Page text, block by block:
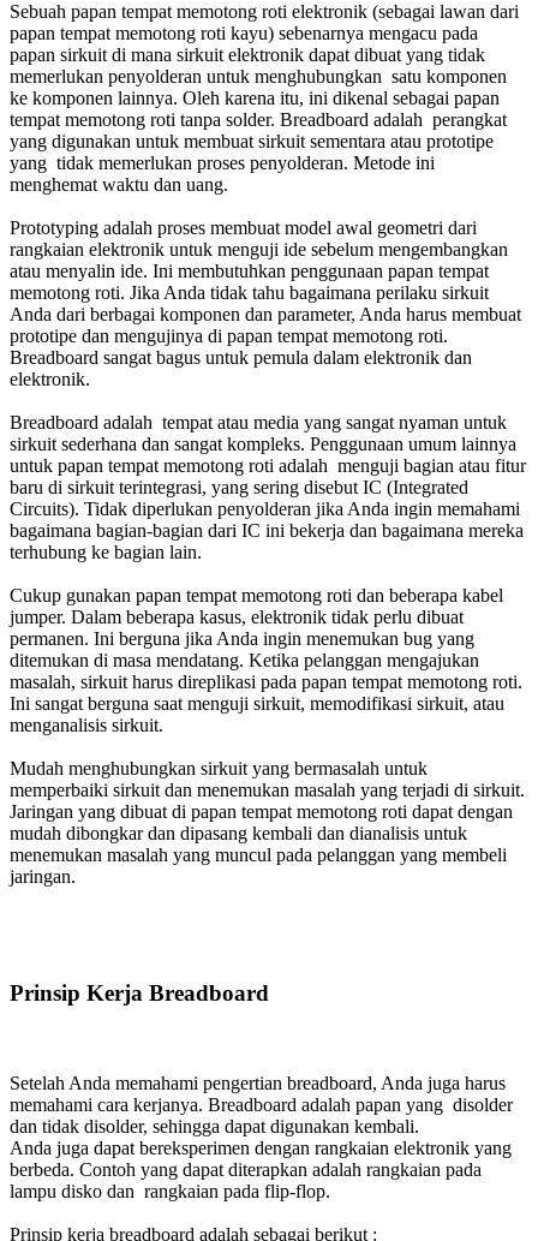
Sebuah papan tempat memotong roti elektronik (sebagai lawan dari
papan tempat memotong roti kayu) sebenarnya mengacu pada
papan sirkuit di mana sirkuit elektronik dapat dibuat yang tidak
memerlukan penyolderan untuk menghubungkan satu komponen
ke komponen lainnya. Oleh karena itu, ini dikenal sebagai papan
tempat memotong roti tanpa solder. Breadboard adalah perangkat
yang digunakan untuk membuat sirkuit sementara atau prototipe
yang tidak memerlukan proses penyolderan. Metode ini
menghemat waktu dan uang.
Prototyping adalah proses membuat model awal geometri dari
rangkaian elektronik untuk menguji ide sebelum mengembangkan
atau menyalin ide. Ini membutuhkan penggunaan papan tempat
memotong roti. Jika Anda tidak tahu bagaimana perilaku sirkuit
Anda dari berbagai komponen dan parameter, Anda harus membuat
prototipe dan mengujinya di papan tempat memotong roti.
Breadboard sangat bagus untuk pemula dalam elektronik dan
elektronik.
Breadboard adalah tempat atau media yang sangat nyaman untuk
sirkuit sederhana dan sangat kompleks. Penggunaan umum lainnya
untuk papan tempat memotong roti adalah menguji bagian atau fitur
baru di sirkuit terintegrasi, yang sering disebut IC (Integrated
Circuits). Tidak diperlukan penyolderan jika Anda ingin memahami
bagaimana bagian-bagian dari IC ini bekerja dan bagaimana mereka
terhubung ke bagian lain.
Cukup gunakan papan tempat memotong roti dan beberapa kabel
jumper. Dalam beberapa kasus, elektronik tidak perlu dibuat
permanen. Ini berguna jika Anda ingin menemukan bug yang
ditemukan di masa mendatang. Ketika pelanggan mengajukan
masalah, sirkuit harus direplikasi pada papan tempat memotong roti.
Ini sangat berguna saat menguji sirkuit, memodifikasi sirkuit, atau
menganalisis sirkuit.
Mudah menghubungkan sirkuit yang bermasalah untuk
memperbaiki sirkuit dan menemukan masalah yang terjadi di sirkuit.
Jaringan yang dibuat di papan tempat memotong roti dapat dengan
mudah dibongkar dan dipasang kembali dan dianalisis untuk
menemukan masalah yang muncul pada pelanggan yang membeli
jaringan.
Prinsip Kerja Breadboard
Setelah Anda memahami pengertian breadboard, Anda juga harus
memahami cara kerjanya. Breadboard adalah papan yang disolder
dan tidak disolder, sehingga dapat digunakan kembali.
Anda juga dapat bereksperimen dengan rangkaian elektronik yang
berbeda. Contoh yang dapat diterapkan adalah rangkaian pada
lampu disko dan rangkaian pada flip-flop.
Prinsip kerja breadboard adalah sebagai berikut :